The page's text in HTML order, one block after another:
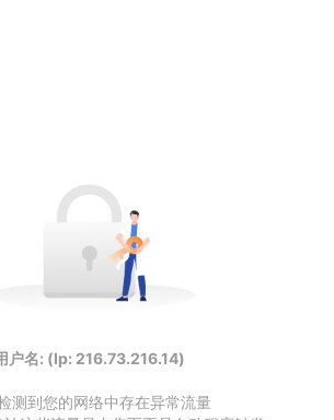
户名: (Ip: 216.73.216.14)
测到您的网络中存在异常流量